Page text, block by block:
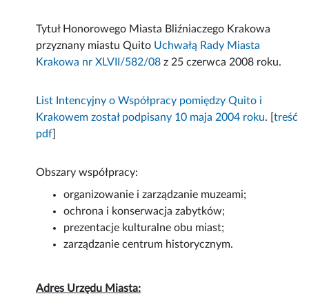
Tytuł Honorowego Miasta Bliźniaczego Krakowa
przyznany miastu Quito Uchwałą Rady Miasta
Krakowa nr XLVII/582/08 z 25 czerwca 2008 roku.
List Intencyjny o Współpracy pomiędzy Quito i
Krakowem został podpisany 10 maja 2004 roku. [treść
pdf
Obszary współpracy:
organizowanie i zarządzanie muzeami;
ochrona i konserwacja zabytków;
prezentacje kulturalne obu miast;
zarządzanie centrum historycznym.
Adres Urzędu Miasta: